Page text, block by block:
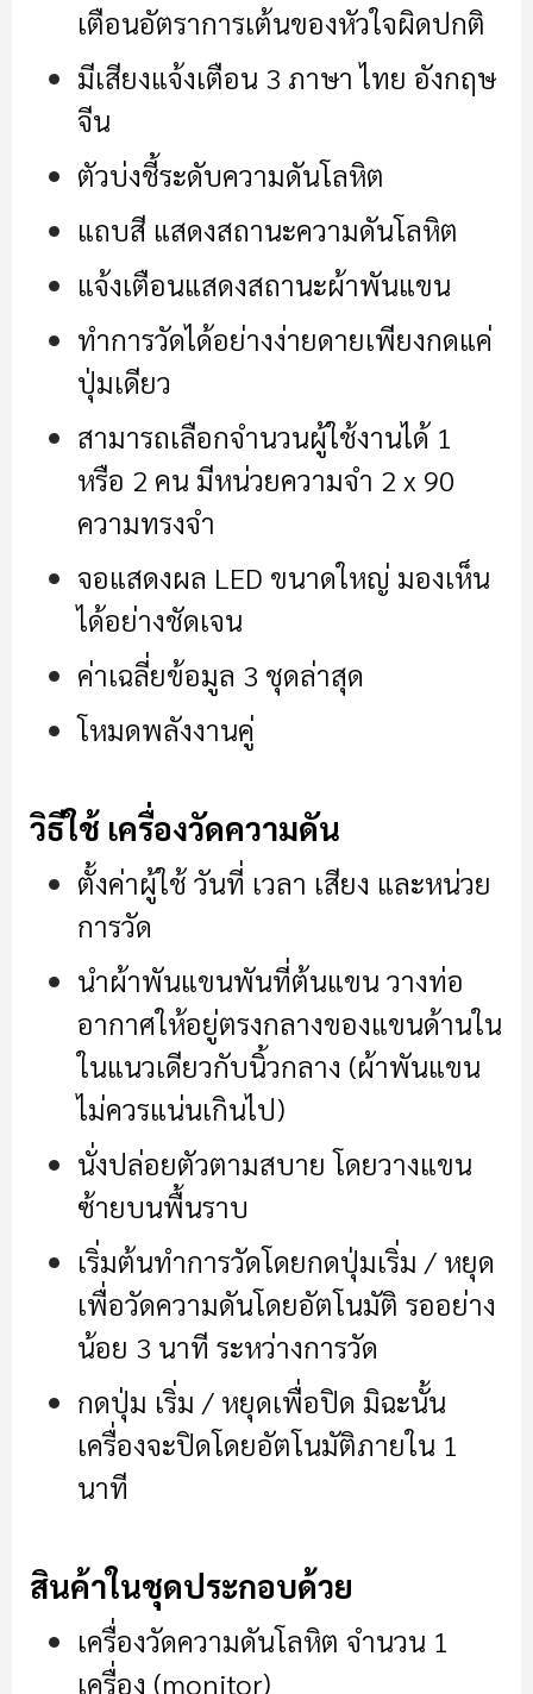
เตือนอัตราการเต้นของหัวใจผิดปกติ
มีเสียงแจ้งเตือน 3 ภาษา ไทย อังกฤษ
จีน
ตัวบ่งชี้ระดับความดันโลหิต
แถบสี แสดงสถานะความดันโลหิต
แจ้งเตือนแสดงสถานะผ้าพันแขน
ทำการวัดได้อย่างง่ายดายเพียงกดแค่
ปุ่มเดียว
สามารถเลือกจำนวนผู้ใช้งานได้ 1
หรือ 2 คน มีหน่วยความจำ 2 x 90
ความทรงจำ
จอแสดงผล LED ขนาดใหญ่ มองเห็น
ได้อย่างชัดเจน
ค่าเฉลี่ยข้อมูล 3 ชุดล่าสุด
โหมดพลังงานคู่
วิธีใช้ เครื่องวัดความดัน
ตั้งค่าผู้ใช้ วันที่ เวลา เสียง และหน่วย
การวัด
นำผ้าพันแขนพันที่ต้นแขน วางท่อ
อากาศให้อยู่ตรงกลางของแขนด้านใน
ในแนวเดียวกับนิ้วกลาง (ผ้าพันแขน
ไม่ควรแน่นเกินไป)
นั่งปล่อยตัวตามสบาย โดยวางแขน
ซ้ายบนพื้นราบ
เริ่มต้นทำการวัดโดยกดปุ่มเริ่ม / หยุด
เพื่อวัดความดันโดยอัตโนมัติ รออย่าง
น้อย 3 นาที ระหว่างการวัด
กดปุ่ม เริ่ม / หยุดเพื่อปิด มิฉะนั้น
เครื่องจะปิดโดยอัตโนมัติภายใน 1
นาที
สินค้าในชุดประกอบด้วย
เครื่องวัดความดันโลหิต จำนวน 1
เครื่อง (monitor)